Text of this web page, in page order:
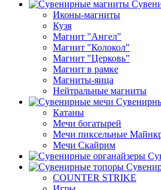
Иконы-магниты
Кузя
Магнит "Ангел"
Магнит "Колокол"
Магнит "Церковь"
Магнит в рамке
Магниты-яица
Нейтральные магниты
Катаны
Мечи богатырей
Мечи пиксельные
Мечи Скайрим
COUNTER STRIKE